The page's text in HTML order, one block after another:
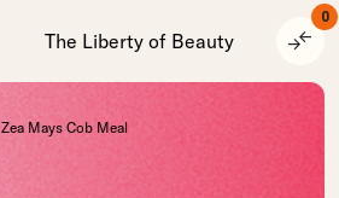
The Liberty of Beauty compare_arrows
0
Zea Mays Cob Meal